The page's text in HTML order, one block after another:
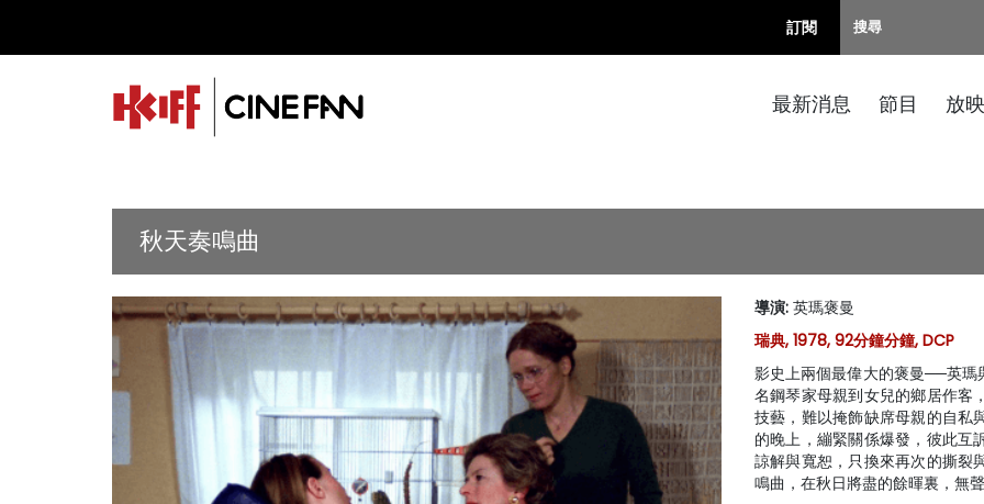
訂閱
最新消息 節目 放
秋天奏鳴曲
導演: 英瑪褒曼
瑞典, 1978, 92分鐘分鐘, DCP
影史上兩個最偉大的褒曼──英瑪
名鋼琴家母親到女兒的鄉居作客
技藝，難以掩飾缺席母親的自私
的晚上，繃緊關係爆發，彼此互
諒解與寬恕，只換來再次的撕裂
鳴曲，在秋日將盡的餘暉裏，無聲